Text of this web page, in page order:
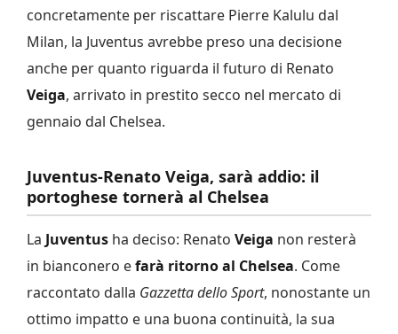
concretamente per riscattare Pierre Kalulu dal
Milan, la Juventus avrebbe preso una decisione
anche per quanto riguarda il futuro di Renato
Veiga, arrivato in prestito secco nel mercato di
gennaio dal Chelsea.
Juventus-Renato Veiga, sarà addio: il
portoghese tornerà al Chelsea
La Juventus ha deciso: Renato Veiga non resterà
in bianconero efarà ritorno al Chelsea. Come
raccontato dalla Gazzetta dello Sport, nonostante un
ottimo impatto e una buona continuità, la sua